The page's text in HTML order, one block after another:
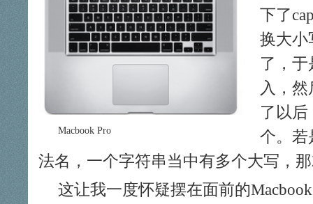
Macbook Pro
下了
换大小
了，
入，
了以
个。若
法名，一个字符串当中有多个大写，
这让我一度怀疑摆在面前的